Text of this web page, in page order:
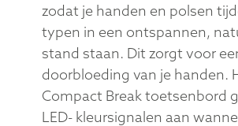
zodat je handen en polsen
typen in een ontspannen,
stand staan. Dit zorgt voor
doorbloeding van je handen.
Compact Break toetsenbord
LED- kleursignalen aan